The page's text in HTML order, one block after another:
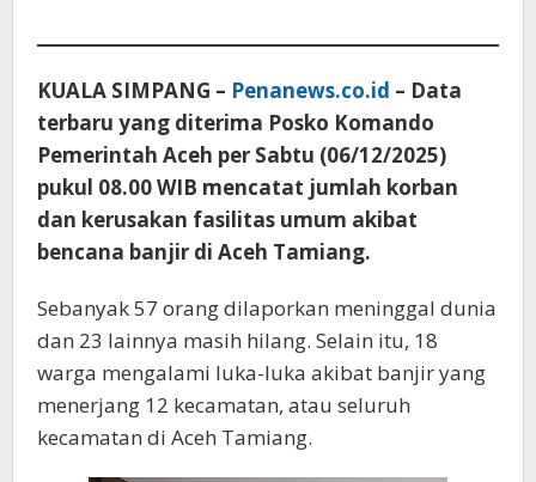
KUALA SIMPANG – Penanews.co.id – Data
terbaru yang diterima Posko Komando
Pemerintah Aceh per Sabtu (06/12/2025)
pukul 08.00 WIB mencatat jumlah korban
dan kerusakan fasilitas umum akibat
bencana banjir di Aceh Tamiang.
Sebanyak 57 orang dilaporkan meninggal dunia
dan 23 lainnya masih hilang. Selain itu, 18
warga mengalami luka-luka akibat banjir yang
menerjang 12 kecamatan, atau seluruh
kecamatan di Aceh Tamiang.